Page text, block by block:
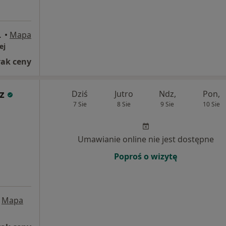
Radom • Mapa
ceny
Mapa
Dziś
7 Sie
Jutro
8 Sie
Ndz,
9 Sie
Pon,
10 Sie
Umawianie online nie jest dostępne
Poproś o wizytę